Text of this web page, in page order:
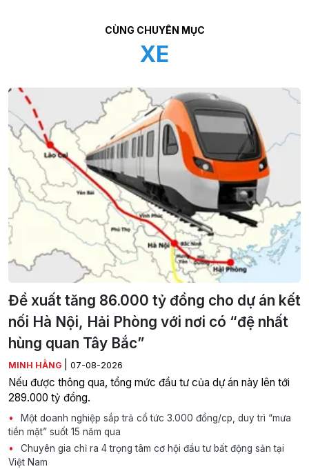
CÙNG CHUYÊN MỤC
XE
Đề xuất tăng 86.000 tỷ đồng cho dự án kết
nối Hà Nội, Hải Phòng với nơi có “đệ nhất
hùng quan Tây Bắc”
MINH HẰNG 07-08-2026
Nếu được thông qua, tổng mức đầu tư của dự án này lên tới
289.000 tỷ đồng.
Một doanh nghiệp sắp trả cổ tức 3.000 đồng/cp, duy trì “mưa
tiền mặt” suốt 15 năm qua
Chuyên gia chỉ ra 4 trọng tâm cơ hội đầu tư bất động sản tại
Việt Nam